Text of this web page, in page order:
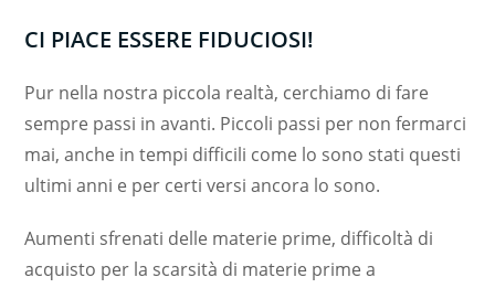
CI PIACE ESSERE FIDUCIOSI!
Pur nella nostra piccola realtà, cerchiamo di fare
sempre passi in avanti. Piccoli passi per non fermarci
mai, anche in tempi difficili come lo sono stati questi
ultimi anni e per certi versi ancora lo sono.
Aumenti sfrenati delle materie prime, difficoltà di
acquisto per la scarsità di materie prime a